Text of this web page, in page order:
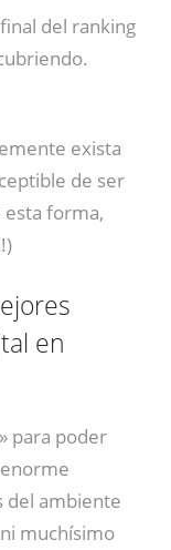
del ranking
exista
de ser
esta forma,
en
para poder
del ambiente
muchísimo